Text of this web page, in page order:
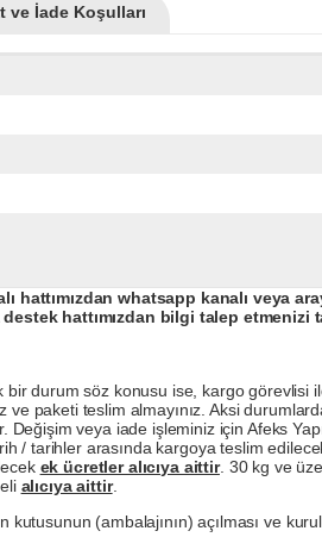
ve İade Koşulları
hattımızdan whatsapp kanalı veya
hattımızdan bilgi talep etmenizi
durum söz konusu ise, kargo görevlisi
paketi teslim almayınız. Aksi
Değişim veya iade işleminiz için Afeks
/ tarihler arasında kargoya teslim
ek ücretler alıcıya aittir. 30 kg ve
alıcıya aittir.
(ambalajının) açılması ve